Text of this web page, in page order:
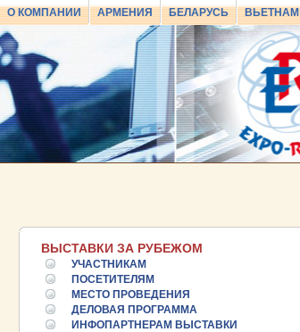
О КОМПАНИИ АРМЕНИЯ БЕЛАРУСЬ ВЬЕТНАМ
ВЫСТАВКИ ЗА РУБЕЖОМ
УЧАСТНИКАМ
ПОСЕТИТЕЛЯМ
МЕСТО ПРОВЕДЕНИЯ
ДЕЛОВАЯ ПРОГРАММА
ИНФОПАРТНЕРАМ ВЫСТАВКИ